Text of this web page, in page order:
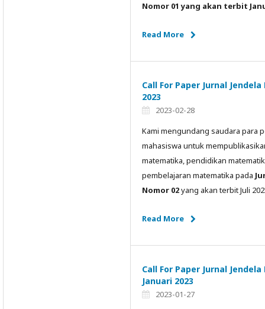
Nomor 01 yang akan terbit
Read More
Call For Paper Jurnal
2023
2023-02-28
Kami mengundang saudara para
mahasiswa untuk
matematika, pendidikan
pembelajaran matematika pada
Nomor 02yang akan terbit Juli
Read More
Call For Paper Jurnal
Januari 2023
2023-01-27